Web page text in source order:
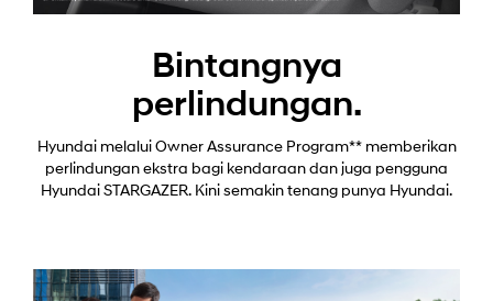
Bintangnya
perlindungan.
Hyundai melalui Owner Assurance Program** memberikan
perlindungan ekstra bagi kendaraan dan juga pengguna
Hyundai STARGAZER. Kini semakin tenang punya Hyundai.